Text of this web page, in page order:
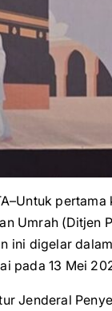
Umrah (Ditjen
ini digelar
pada 13 Mei
Jenderal